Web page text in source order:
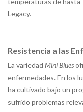
Legacy.
Resistencia a las
La variedad Mini Blues
enfermedades. En los
ha cultivado bajo un
sufrido problemas